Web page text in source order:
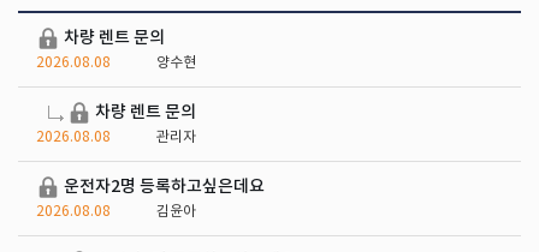
차량 렌트 문의
2026.08.08 양수현
차량 렌트 문의
2026.08.08 관리자
운전자2명 등록하고싶은데요
2026.08.08 김윤아